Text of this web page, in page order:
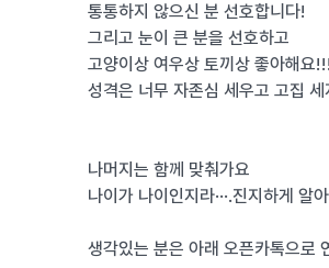
통통하지 않으신 분 선호합니다!
그리고 눈이 큰 분을 선호하고
고양이상 여우상 토끼상 좋아해요!!!
성격은 너무 자존심 세우고 고집
나머지는 함께 맞춰가요
나이가 나이인지라….진지하게 알
생각있는 분은 아래 오픈카톡으로